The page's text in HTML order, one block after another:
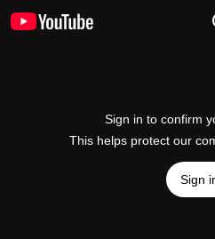
Sign in to confirm
This helps protect our
Sign